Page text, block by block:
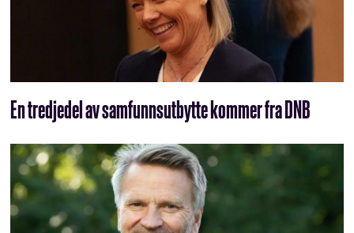
En tredjedel av samfunnsutbytte kommer fra DNB